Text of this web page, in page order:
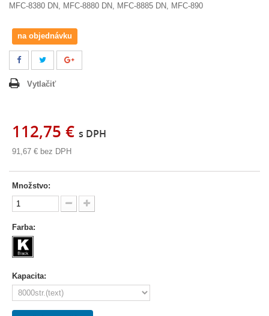
MFC-8380 DN, MFC-8880 DN, MFC-8885 DN, MFC-890
na objednávku
Vytlačiť
112,75 € s DPH
91,67 € bez DPH
Množstvo:
Farba:
Kapacita: